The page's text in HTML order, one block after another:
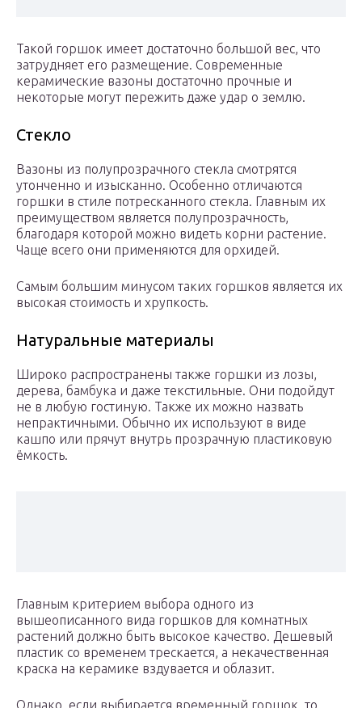
Такой горшок имеет достаточно большой вес, что
затрудняет его размещение. Современные
керамические вазоны достаточно прочные и
некоторые могут пережить даже удар о землю.
Стекло
Вазоны из полупрозрачного стекла смотрятся
утонченно и изысканно. Особенно отличаются
горшки в стиле потресканного стекла. Главным их
преимуществом является полупрозрачность,
благодаря которой можно видеть корни растение.
Чаще всего они применяются для орхидей.
Самым большим минусом таких горшков является их
высокая стоимость и хрупкость.
Натуральные материалы
Широко распространены также горшки из лозы,
дерева, бамбука и даже текстильные. Они подойдут
не в любую гостиную. Также их можно назвать
непрактичными. Обычно их используют в виде
кашпо или прячут внутрь прозрачную пластиковую
ёмкость.
Главным критерием выбора одного из
вышеописанного вида горшков для комнатных
растений должно быть высокое качество. Дешевый
пластик со временем трескается, а некачественная
краска на керамике вздувается и облазит.
Однако, если выбирается временный горшок, то